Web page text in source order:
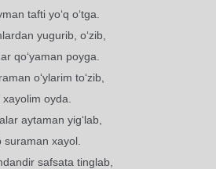
tafti yo‘q o‘tga.
yugurib, o‘zib,
qo‘yaman poyga.
o‘ylarim to‘zib,
oyda.
aytaman yig‘lab,
xayol.
safsata tinglab,